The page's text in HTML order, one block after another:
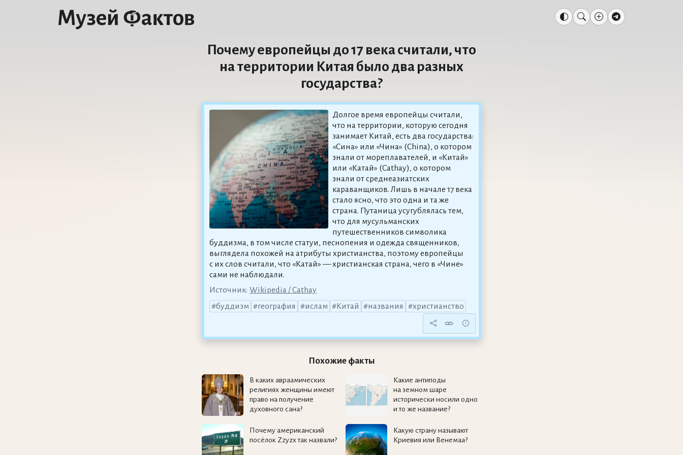
Почему европейцы до 17 века считали, что
на территории Китая было два разных
государства?
Долгое время европейцы считали,
что на территории, которую сегодня
занимает Китай, есть два государства:
«Сина» или «Чина» (China), о котором
знали от мореплавателей, и «Китай»
или «Катай» (Cathay), о котором
знали от среднеазиатских
караванщиков. Лишь в начале 17 века
стало ясно, что это одна и та же
страна. Путаница усугублялась тем,
что для мусульманских
путешественников символика
буддизма, в том числе статуи, песнопения и одежда священников,
выглядела похожей на атрибуты христианства, поэтому европейцы
с их слов считали, что «Катай» — христианская страна, чего в «Чине»
сами не наблюдали.
Источник: Wikipedia / Cathay
буддизм
география ислам Китай названия христианство
Похожие факты
В каких авраамических
религиях женщины имеют
право на получение
духовного сана?
Какие антиподы
на земном шаре
исторически носили одно
и то же название?
Почему американский
посёлок Zzyzx так назвали?
Какую страну называют
Криевия или Венемаа?